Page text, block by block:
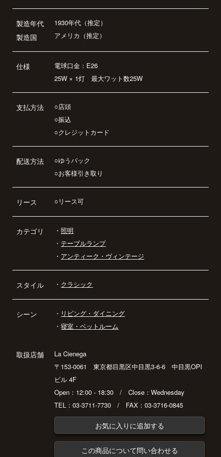
製造年代
製造国
1930年代（推定）
アメリカ（推定）
仕様
電球口金：E26
25W × 1灯 最大ワット数25W
支払方法
○店頭
○振込
○クレジットカード
配送方法
○ゆうパック
○お客様引き取り
リース ○リース可
カテゴリ ・ 照明
・ テーブルランプ
・ アンティーク・ヴィンテージ
スタイル ・ クラシック
シーン ・ リビング・ダイニング
・寝室・ベットルーム
取扱店舗
La Cienega
〒153-0061 東京都目黒区中目黒3-6-6 中目黒OPI
ビル 4F
Open：12:00 - 18:30 / Close：Wednesday
TEL：03-3711-7730 / FAX：03-3716-0845
お気に入りに追加する
この商品について問い合わせる